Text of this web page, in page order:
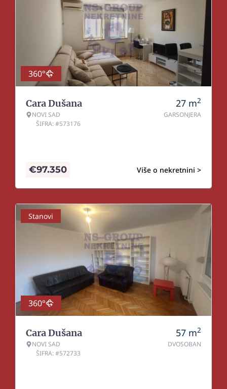
360°
Cara Dušana
NOVI SAD
ŠIFRA: #573176
27 m2
GARSONJERA
Više o nekretnini >
€97.350
Stanovi
360°
Cara Dušana
NOVI SAD
ŠIFRA: #572733
57 m2
DVOSOBAN